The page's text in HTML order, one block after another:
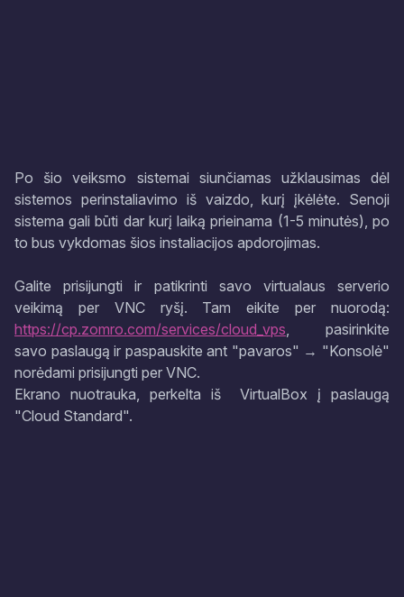
Po šio veiksmo sistemai siunčiamas užklausimas dėl
sistemos perinstaliavimo iš vaizdo, kurį įkėlėte. Senoji
sistema gali būti dar kurį laiką prieinama (1-5 minutės), po
to bus vykdomas šios instaliacijos apdorojimas.
Galite prisijungti ir patikrinti savo virtualaus serverio
veikimą per VNC ryšį. Tam eikite per nuorodą:
https://cp.zomro.com/services/cloud_vps, pasirinkite
savo paslaugą ir paspauskite ant "pavaros" → "Konsolė"
norėdami prisijungti per VNC.
Ekrano nuotrauka, perkelta iš VirtualBox į paslaugą
"Cloud Standard".